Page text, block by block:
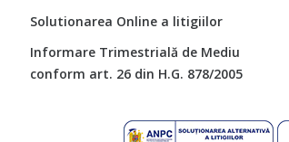
Solutionarea Online a litigiilor
Informare Trimestrială de Mediu
conform art. 26 din H.G. 878/2005